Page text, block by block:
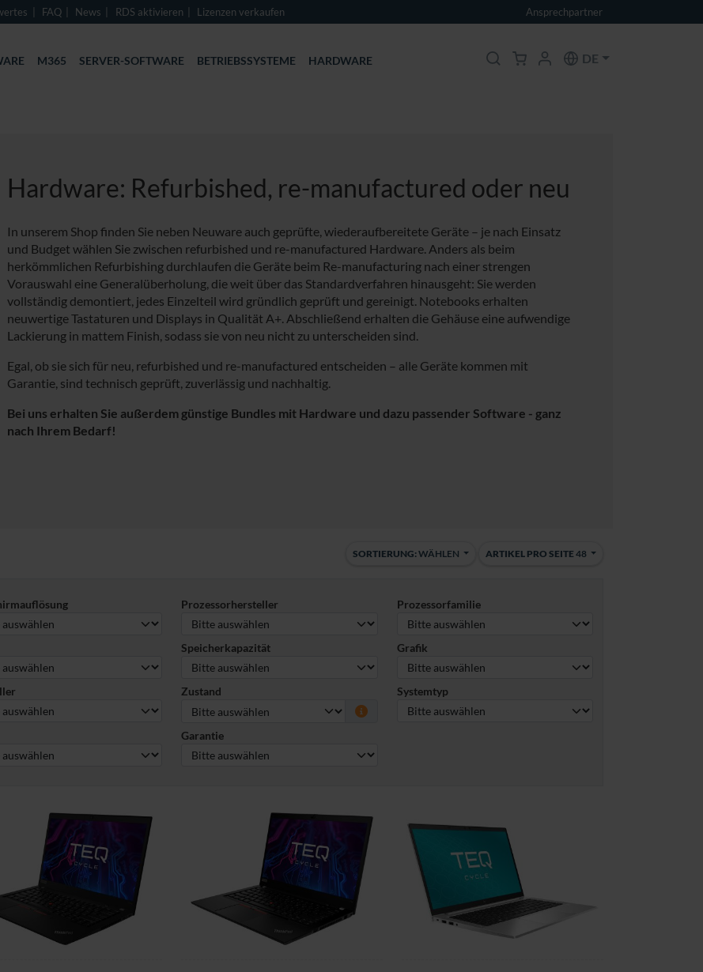
FAQ News RDS aktivieren Lizenzen verkaufen Ansprechpartner
M365 SERVER-SOFTWARE BETRIEBSSYSTEME HARDWARE DE
Hardware: Refurbished, re-manufactured oder neu
In unserem Shop finden Sie neben Neuware auch geprüfte, wiederaufbereitete Geräte – je nach Einsatz
und Budget wählen Sie zwischen refurbished und re-manufactured Hardware. Anders als beim
herkömmlichen Refurbishing durchlaufen die Geräte beim Re-manufacturing nach einer strengen
Vorauswahl eine Generalüberholung, die weit über das Standardverfahren hinausgeht: Sie werden
vollständig demontiert, jedes Einzelteil wird gründlich geprüft und gereinigt. Notebooks erhalten
neuwertige Tastaturen und Displays in Qualität A+. Abschließend erhalten die Gehäuse eine aufwendige
Lackierung in mattem Finish, sodass sie von neu nicht zu unterscheiden sind.
Egal, ob sie sich für neu, refurbished und re-manufactured entscheiden – alle Geräte kommen mit
Garantie, sind technisch geprüft, zuverlässig und nachhaltig.
Bei uns erhalten Sie außerdem günstige Bundles mit Hardware und dazu passender Software - ganz
nach Ihrem Bedarf!
SORTIERUNG:WÄHLEN ARTIKEL PRO SEITE 48
Prozessorhersteller Prozessorfamilie
Speicherkapazität Grafik
Zustand Systemtyp
Garantie